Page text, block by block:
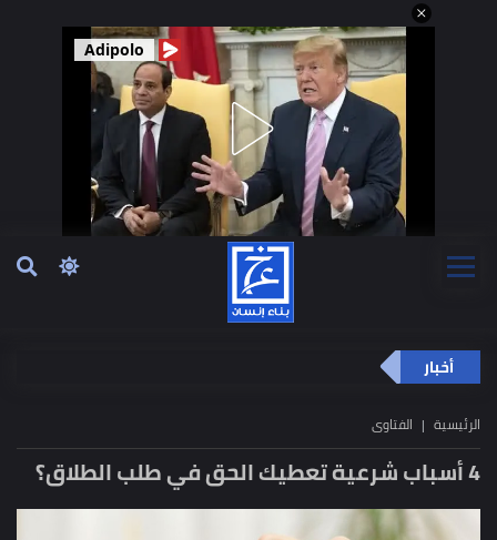
Adipolo
أخبار
الرئيسية الفتاوى
4 أسباب شرعية تعطيك الحق في طلب الطلاق؟